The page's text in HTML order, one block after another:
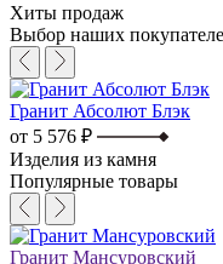
Хиты продаж
Выбор наших
Гранит Абсолют Блэк
от 5 576 ₽
Изделия из камня
Популярные товары
Гранит Мансуровский